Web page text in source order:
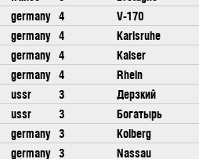
germany 4 V-170
germany 4 Karlsruhe
germany 4 Kaiser
germany 4 Rhein
ussr 3 Дерзкий
ussr 3 Богатырь
germany 3 Kolberg
germany 3 Nassau